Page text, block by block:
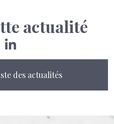
actualité
des actualités